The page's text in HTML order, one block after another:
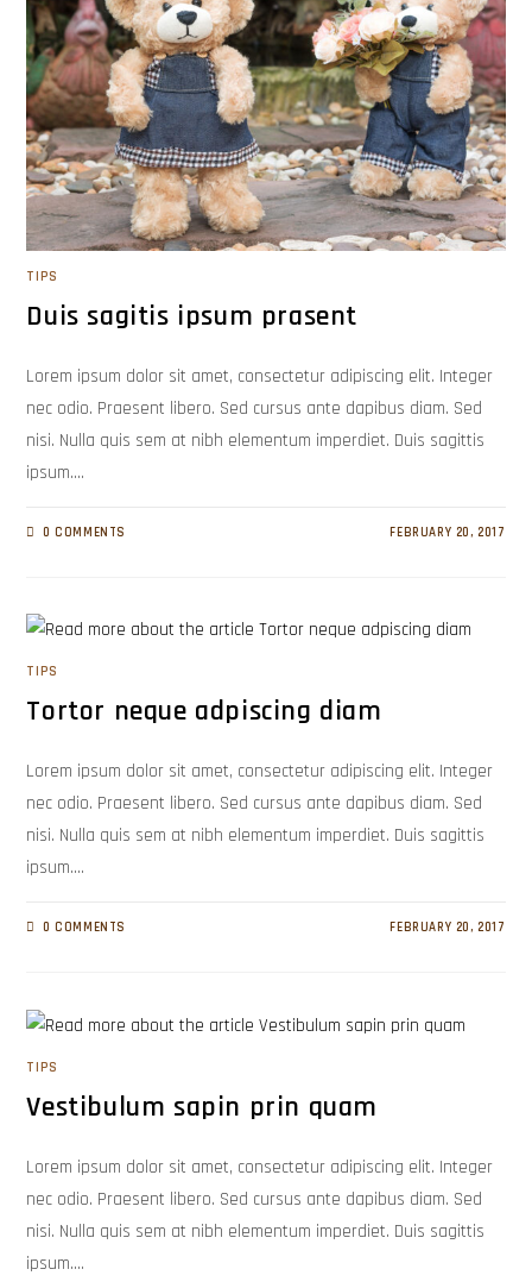
TIPS
Duis sagitis ipsum prasent
Lorem ipsum dolor sit amet, consectetur adipiscing elit. Integer
nec odio. Praesent libero. Sed cursus ante dapibus diam. Sed
nisi. Nulla quis sem at nibh elementum imperdiet. Duis sagittis
ipsum.…
0 COMMENTS FEBRUARY 20, 2017
TIPS
Tortor neque adpiscing diam
Lorem ipsum dolor sit amet, consectetur adipiscing elit. Integer
nec odio. Praesent libero. Sed cursus ante dapibus diam. Sed
nisi. Nulla quis sem at nibh elementum imperdiet. Duis sagittis
ipsum.…
0 COMMENTS FEBRUARY 20, 2017
TIPS
Vestibulum sapin prin quam
Lorem ipsum dolor sit amet, consectetur adipiscing elit. Integer
nec odio. Praesent libero. Sed cursus ante dapibus diam. Sed
nisi. Nulla quis sem at nibh elementum imperdiet. Duis sagittis
ipsum.…